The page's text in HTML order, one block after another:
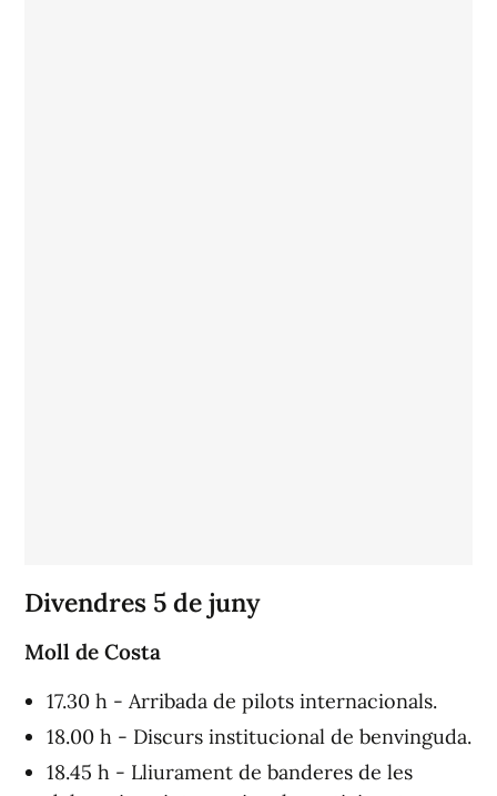
Divendres 5 de juny
Moll de Costa
17.30 h - Arribada de pilots internacionals.
18.00 h - Discurs institucional de benvinguda.
18.45 h - Lliurament de banderes de les